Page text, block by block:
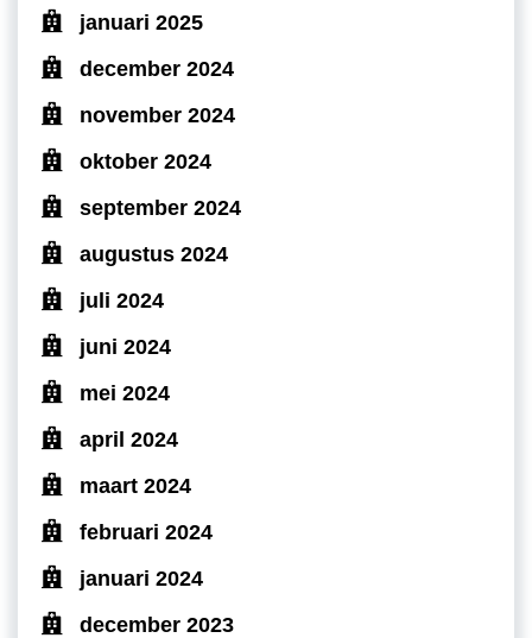
januari 2025
december 2024
november 2024
oktober 2024
september 2024
augustus 2024
juli 2024
juni 2024
mei 2024
april 2024
maart 2024
februari 2024
januari 2024
december 2023